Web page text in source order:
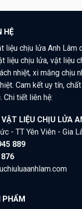
HỆ
liệu chịu lửa Anh Lâm
liệu chịu lửa, vật liệu
nhiệt, xi măng chịu
Cam kết uy tín,
Chi tiết liên hệ:
LIỆU CHỊU LỬA
- TT Yên Viên - Gia
889
PHẨM